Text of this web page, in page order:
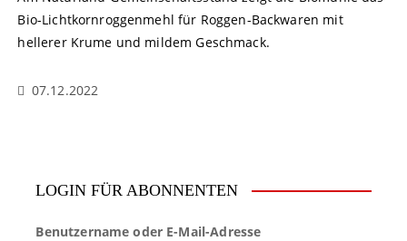
Bio-Lichtkornroggenmehl für Roggen-Backwaren mit
hellerer Krume und mildem Geschmack.
07.12.2022
LOGIN FÜR ABONNENTEN
Benutzername oder E-Mail-Adresse